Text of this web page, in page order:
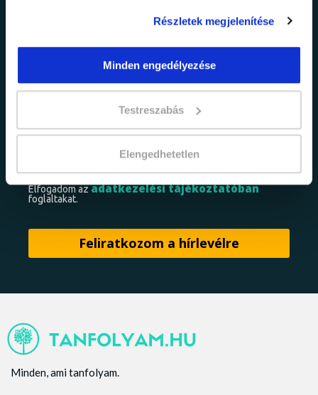
Részletek megjelenítése
Minden engedélyezése
Testreszabás
Elengedhetetlen
Értesülj elsőként legújabb tanfolyamainkról,
promócióinkról.
Elfogadom azadatkezelési tájékoztatóban
foglaltakat.
Minden, ami tanfolyam.